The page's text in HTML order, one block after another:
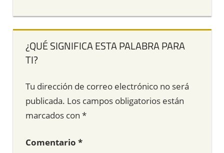
¿QUÉ SIGNIFICA ESTA PALABRA PARA
TI?
Tu dirección de correo electrónico no será
publicada. Los campos obligatorios están
marcados con *
Comentario *